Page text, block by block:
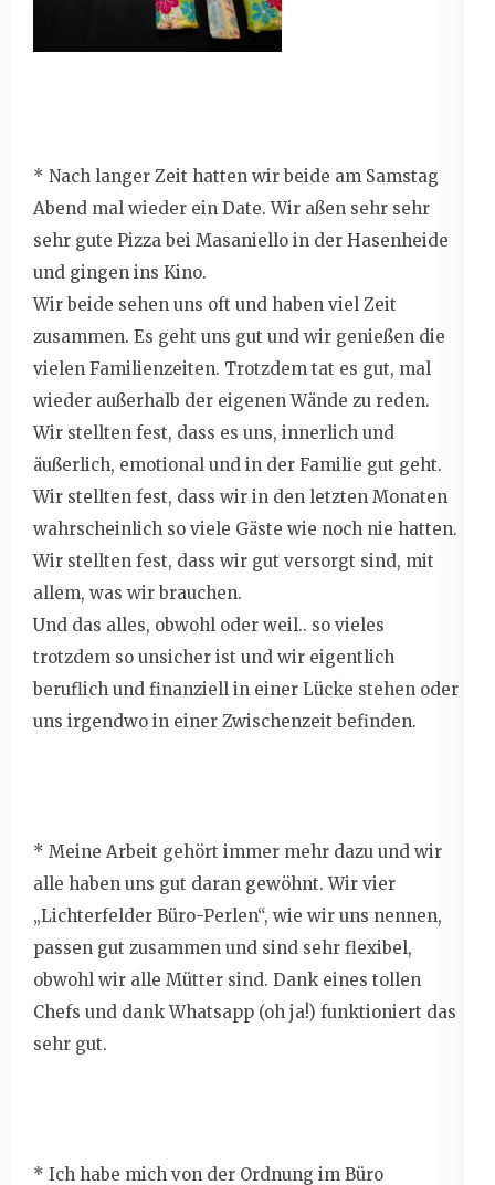
* Nach langer Zeit hatten wir beide am Samstag
Abend mal wieder ein Date. Wir aßen sehr sehr
sehr gute Pizza bei Masaniello in der Hasenheide
und gingen ins Kino.
Wir beide sehen uns oft und haben viel Zeit
zusammen. Es geht uns gut und wir genießen die
vielen Familienzeiten. Trotzdem tat es gut, mal
wieder außerhalb der eigenen Wände zu reden.
Wir stellten fest, dass es uns, innerlich und
äußerlich, emotional und in der Familie gut geht.
Wir stellten fest, dass wir in den letzten Monaten
wahrscheinlich so viele Gäste wie noch nie hatten.
Wir stellten fest, dass wir gut versorgt sind, mit
allem, was wir brauchen.
Und das alles, obwohl oder weil.. so vieles
trotzdem so unsicher ist und wir eigentlich
beruflich und finanziell in einer Lücke stehen oder
uns irgendwo in einer Zwischenzeit befinden.
* Meine Arbeit gehört immer mehr dazu und wir
alle haben uns gut daran gewöhnt. Wir vier
„Lichterfelder Büro-Perlen“, wie wir uns nennen,
passen gut zusammen und sind sehr flexibel,
obwohl wir alle Mütter sind. Dank eines tollen
Chefs und dank Whatsapp (oh ja!) funktioniert das
sehr gut.
* Ich habe mich von der Ordnung im Büro